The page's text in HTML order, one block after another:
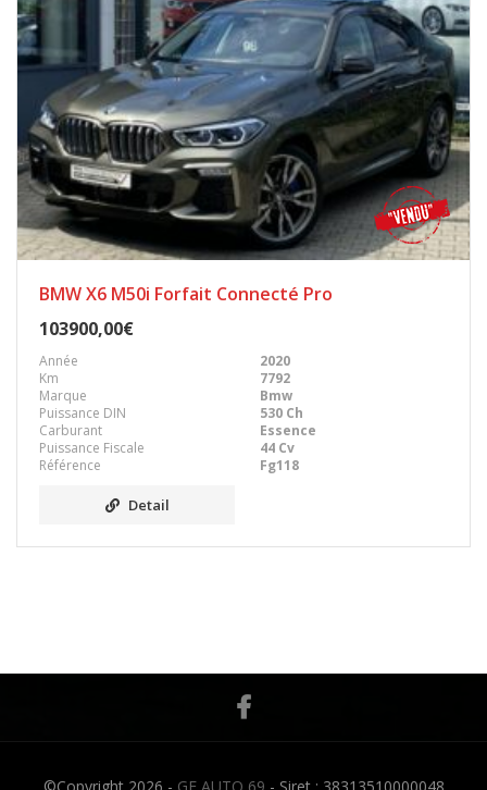
BMW X6 M50i Forfait Connecté Pro
103900,00€
Année
2020
Km
7792
Marque
Bmw
Puissance DIN
530 Ch
Carburant
Essence
Puissance Fiscale
44 Cv
Référence
Fg118
Detail